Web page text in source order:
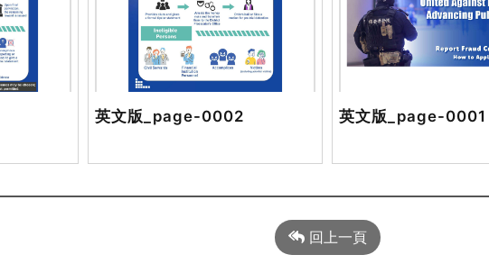
英文版_page-0002 英文版_page-0001
回上一頁